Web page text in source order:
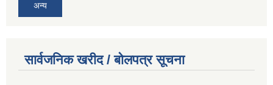
अन्य
सार्वजनिक खरीद / बोलपत्र सूचना